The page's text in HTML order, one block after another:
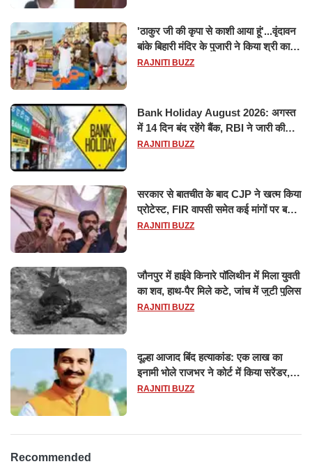
'ठाकुर जी की कृपा से काशी आया हूं'...वृंदावन
बांके बिहारी मंदिर के पुजारी ने किया श्री काशी
विश्वनाथ का जलाभिषेक
RAJNITI BUZZ
Bank Holiday August 2026: अगस्त
में 14 दिन बंद रहेंगे बैंक, RBI ने जारी की
छुट्टियों की लिस्ट​​​​​​​
RAJNITI BUZZ
सरकार से बातचीत के बाद CJP ने खत्म किया
प्रोटेस्ट, FIR वापसी समेत कई मांगों पर बनी
सहमति
RAJNITI BUZZ
जौनपुर में हाईवे किनारे पॉलिथीन में मिला युवती
का शव, हाथ-पैर मिले कटे, जांच में जुटी पुलिस
RAJNITI BUZZ
दूल्हा आजाद बिंद हत्याकांड: एक लाख का
इनामी भोले राजभर ने कोर्ट में किया सरेंडर,
14 दिन के लिए भेजा गया जेल
RAJNITI BUZZ
Recommended